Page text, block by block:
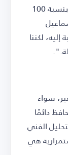
وأوضح: "سنشرك فقط اللاعبين الجاهزين بنسبة 100
لكننا
سواء
دائمًا
الفني
هي